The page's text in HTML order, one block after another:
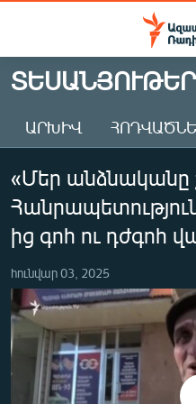
Մատչելիության
Անցնել
հիմնական
Անցնել
հիմնական
մենյուին
Որոնում
ԱԶԱՏՈՒԹՅՈՒՆ TV
ՀԱՅԱՍՏԱՆ
ԸՆՏՐՈՒԹՅՈՒՆՆԵՐ 2026
ԻՐԱՎՈՒՆՔ
ՏՆՏԵՍՈՒԹՅՈՒՆ
ՂԱՐԱԲԱՂ
ՊԱՏԵՐԱԶՄԻ 6
ՏԱՐԱԾԱՇՐՋԱՆ
ՏԵՍԱՆՅՈՒԹԵՐ
ԱՐԽԻՎ
«Մեր անձնականը
ից գոհ ու դժգոհ
հունվար 03, 2025
No media